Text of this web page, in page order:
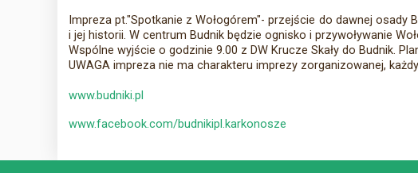
Impreza pt."Spotkanie z Wołogórem"- przejście do dawnej
i jej historii. W centrum Budnik będzie ognisko i przywoływanie
Wspólne wyjście o godzinie 9.00 z DW Krucze Skały do Budnik.
UWAGA impreza nie ma charakteru imprezy zorganizowanej,
www.budniki.pl
www.facebook.com/budnikipl.karkonosze